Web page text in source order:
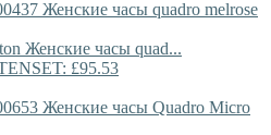
Женские часы quad...
£95.53